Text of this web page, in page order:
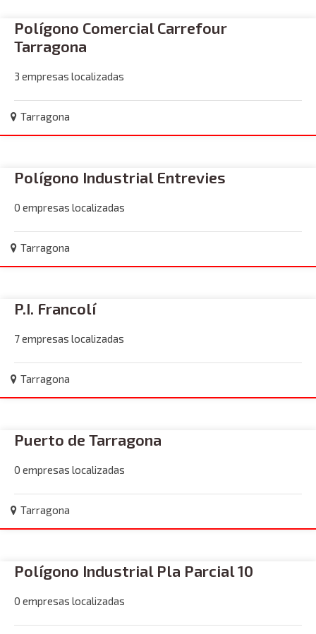
Polígono Comercial Carrefour
Tarragona
3 empresas localizadas
Tarragona
Polígono Industrial Entrevies
0 empresas localizadas
Tarragona
P.I. Francolí
7 empresas localizadas
Tarragona
Puerto de Tarragona
0 empresas localizadas
Tarragona
Polígono Industrial Pla Parcial 10
0 empresas localizadas